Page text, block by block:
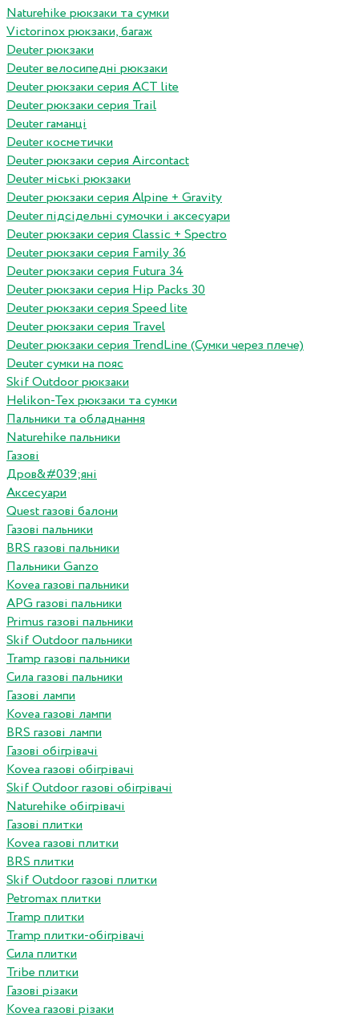
Naturehike рюкзаки та сумки
Victorinox рюкзаки, багаж
Deuter рюкзаки
Deuter велосипедні рюкзаки
Deuter рюкзаки серия ACT lite
Deuter рюкзаки серия Trail
Deuter гаманці
Deuter косметички
Deuter рюкзаки серия Aircontact
Deuter міські рюкзаки
Deuter рюкзаки серия Alpine + Gravity
Deuter підсідельні сумочки і аксесуари
Deuter рюкзаки серия Classic + Spectro
Deuter рюкзаки серия Family 36
Deuter рюкзаки серия Futura 34
Deuter рюкзаки серия Hip Packs 30
Deuter рюкзаки серия Speed lite
Deuter рюкзаки серия Travel
Deuter рюкзаки серия TrendLine (Сумки через плече)
Deuter сумки на пояс
Skif Outdoor рюкзаки
Helikon-Tex рюкзаки та сумки
Пальники та обладнання
Naturehike пальники
Газові
Дров&#039;яні
Аксесуари
Quest газові балони
Газові пальники
BRS газові пальники
Пальники Ganzo
Kovea газові пальники
APG газові пальники
Primus газові пальники
Skif Outdoor пальники
Tramp газові пальники
Сила газові пальники
Газові лампи
Kovea газові лампи
BRS газові лампи
Газові обігрівачі
Kovea газові обігрівачі
Skif Outdoor газові обігрівачі
Naturehike обігрівачі
Газові плитки
Kovea газові плитки
BRS плитки
Skif Outdoor газові плитки
Petromax плитки
Tramp плитки
Tramp плитки-обігрівачі
Сила плитки
Tribe плитки
Газові різаки
Kovea газові різаки